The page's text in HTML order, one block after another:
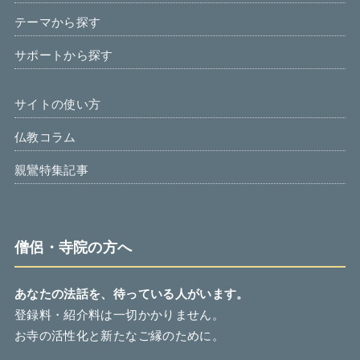
テーマから探す
サポートから探す
サイトの使い方
仏教コラム
親鸞特集記事
僧侶・寺院の方へ
あなたの法話を、待っている人がいます。
登録料・紹介料は一切かかりません。
お寺の活性化と新たなご縁のために。